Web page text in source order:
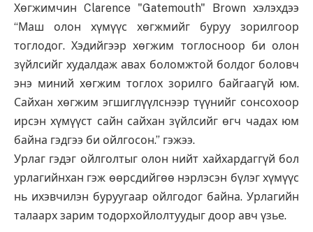
Хөгжимчин Clarence "Gatemouth" Brown хэлэхдээ
“Маш олон хүмүүс хөгжмийг буруу зорилгоор
тоглодог. Хэдийгээр хөгжим тоглосноор би олон
зүйлсийг худалдаж авах боломжтой болдог боловч
энэ миний хөгжим тоглох зорилго байгаагүй юм.
Сайхан хөгжим эгшиглүүлснээр түүнийг сонсохоор
ирсэн хүмүүст сайн сайхан зүйлсийг өгч чадах юм
байна гэдгээ би ойлгосон.” гэжээ.
Урлаг гэдэг ойлголтыг олон нийт хайхардаггүй бол
урлагийнхан гэж өөрсдийгөө нэрлэсэн бүлэг хүмүүс
нь ихэвчилэн буруугаар ойлгодог байна. Урлагийн
талаарх зарим тодорхойлолтуудыг доор авч үзье.